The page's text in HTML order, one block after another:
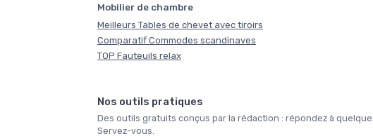
Mobilier de chambre
Meilleurs Tables de chevet avec tiroirs
Comparatif Commodes scandinaves
TOP Fauteuils relax
Nos outils pratiques
Des outils gratuits conçus par la rédaction : répondez à
Servez-vous.